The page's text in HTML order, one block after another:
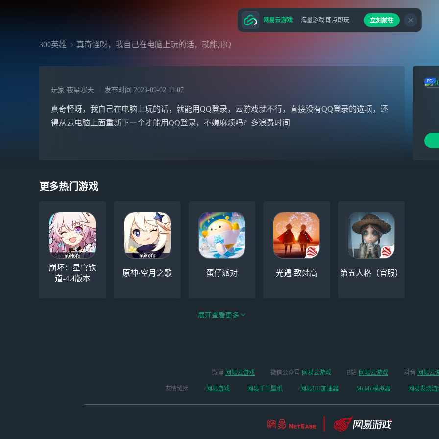
300英雄 真奇怪呀，我自己在电脑上玩的话，就能用Q
玩家 夜星寒天 发布时间 2023-09-02 11:07
真奇怪呀，我自己在电脑上玩的话，就能用QQ登录，云游戏就不行，直接没有QQ登录的选项，还
得从云电脑上面重新下一个才能用QQ登录，不嫌麻烦吗？多浪费时间
更多热门游戏
崩坏：星穹铁
道-4.4版本
原神·空月之歌 蛋仔派对 光遇-致梵高 第五人格（官服）
逆水寒手游（全新
版本开启 ）
云手机 阴阳师
展开查看更多
网易云游戏 海量游戏 即点即玩 立刻前往
微博 网易云游戏 微信公众号 网易云游戏 B站 网易云游戏 抖音 网易云
友情链接 网易游戏 网易千千壁纸 网易UU加速器 MuMu模拟器 网易发烧游